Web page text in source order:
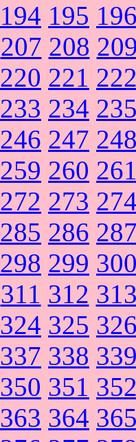
194 195
207 208
220 221
233 234
246 247
259 260
272 273
285 286
298 299
311 312
324 325
337 338
350 351
363 364